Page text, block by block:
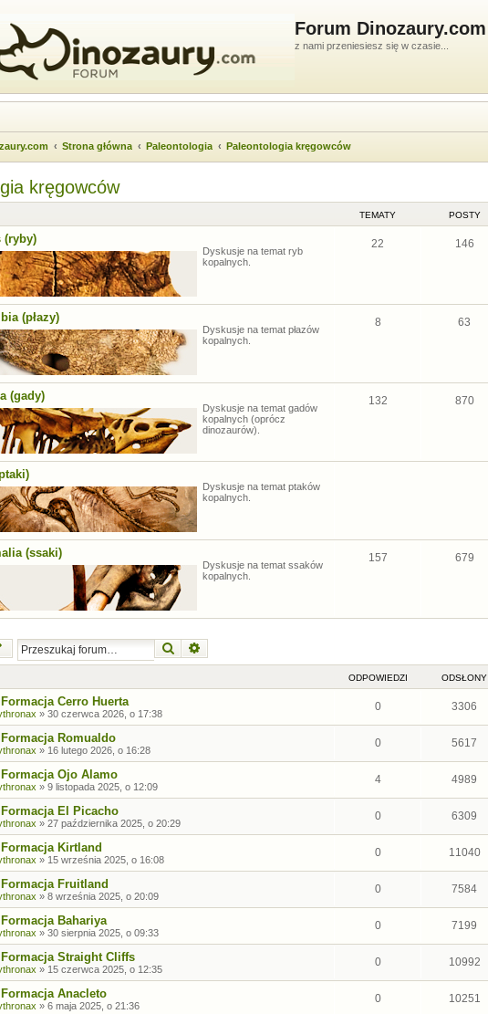
Forum Dinozaury.com
z nami przeniesiesz się w czasie...
Strona główna Paleontologia Paleontologia kręgowców
kręgowców
TEMATY POSTY
(ryby)
Dyskusje na temat ryb
kopalnych.
22 146
(płazy)
Dyskusje na temat płazów
kopalnych.
8 63
(gady)
Dyskusje na temat gadów
kopalnych (oprócz
dinozaurów).
132 870
Dyskusje na temat ptaków
kopalnych.
(ssaki)
Dyskusje na temat ssaków
kopalnych.
157 679
Szukaj
ODPOWIEDZI ODSŁONY
Cerro Huerta
» 30 czerwca 2026, o 17:38
0 3306
Romualdo
» 16 lutego 2026, o 16:28
0 5617
Ojo Alamo
» 9 listopada 2025, o 12:09
4 4989
El Picacho
» 27 października 2025, o 20:29
0 6309
Kirtland
» 15 września 2025, o 16:08
0 11040
Fruitland
» 8 września 2025, o 20:09
0 7584
Bahariya
» 30 sierpnia 2025, o 09:33
0 7199
Straight Cliffs
» 15 czerwca 2025, o 12:35
0 10992
Anacleto
» 6 maja 2025, o 21:36
0 10251